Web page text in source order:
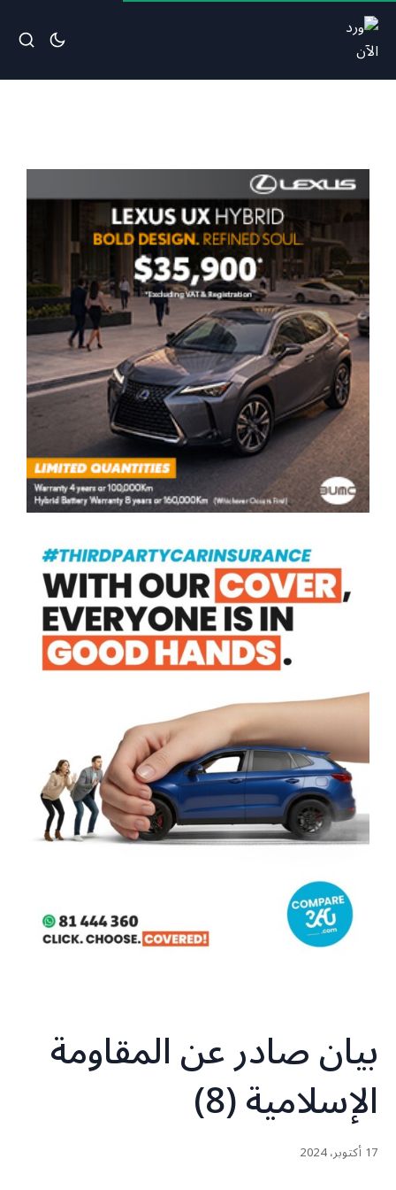
بيان صادر عن المقاومة
الإسلامية (8)
17 أكتوبر، 2024